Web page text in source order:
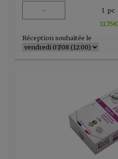
- 1 pc
11.75€
Réception souhaitée le